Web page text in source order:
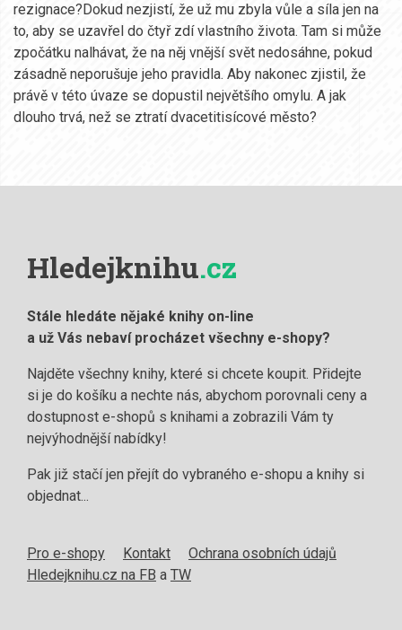
rezignace?Dokud nezjistí, že už mu zbyla vůle a síla jen na
to, aby se uzavřel do čtyř zdí vlastního života. Tam si může
zpočátku nalhávat, že na něj vnější svět nedosáhne, pokud
zásadně neporušuje jeho pravidla. Aby nakonec zjistil, že
právě v této úvaze se dopustil největšího omylu. A jak
dlouho trvá, než se ztratí dvacetitisícové město?
Hledejknihu.cz
Stále hledáte nějaké knihy on-line
a už Vás nebaví procházet všechny e-shopy?
Najděte všechny knihy, které si chcete koupit. Přidejte
si je do košíku a nechte nás, abychom porovnali ceny a
dostupnost e-shopů s knihami a zobrazili Vám ty
nejvýhodnější nabídky!
Pak již stačí jen přejít do vybraného e-shopu a knihy si
objednat...
Pro e-shopy Kontakt
Ochrana osobních údajů
Hledejknihu.cz na FB a TW